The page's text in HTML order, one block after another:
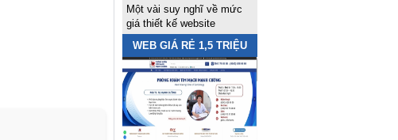
Một vài suy nghĩ về mức
giá thiết kế website
WEB GIÁ RẺ 1,5 TRIỆU